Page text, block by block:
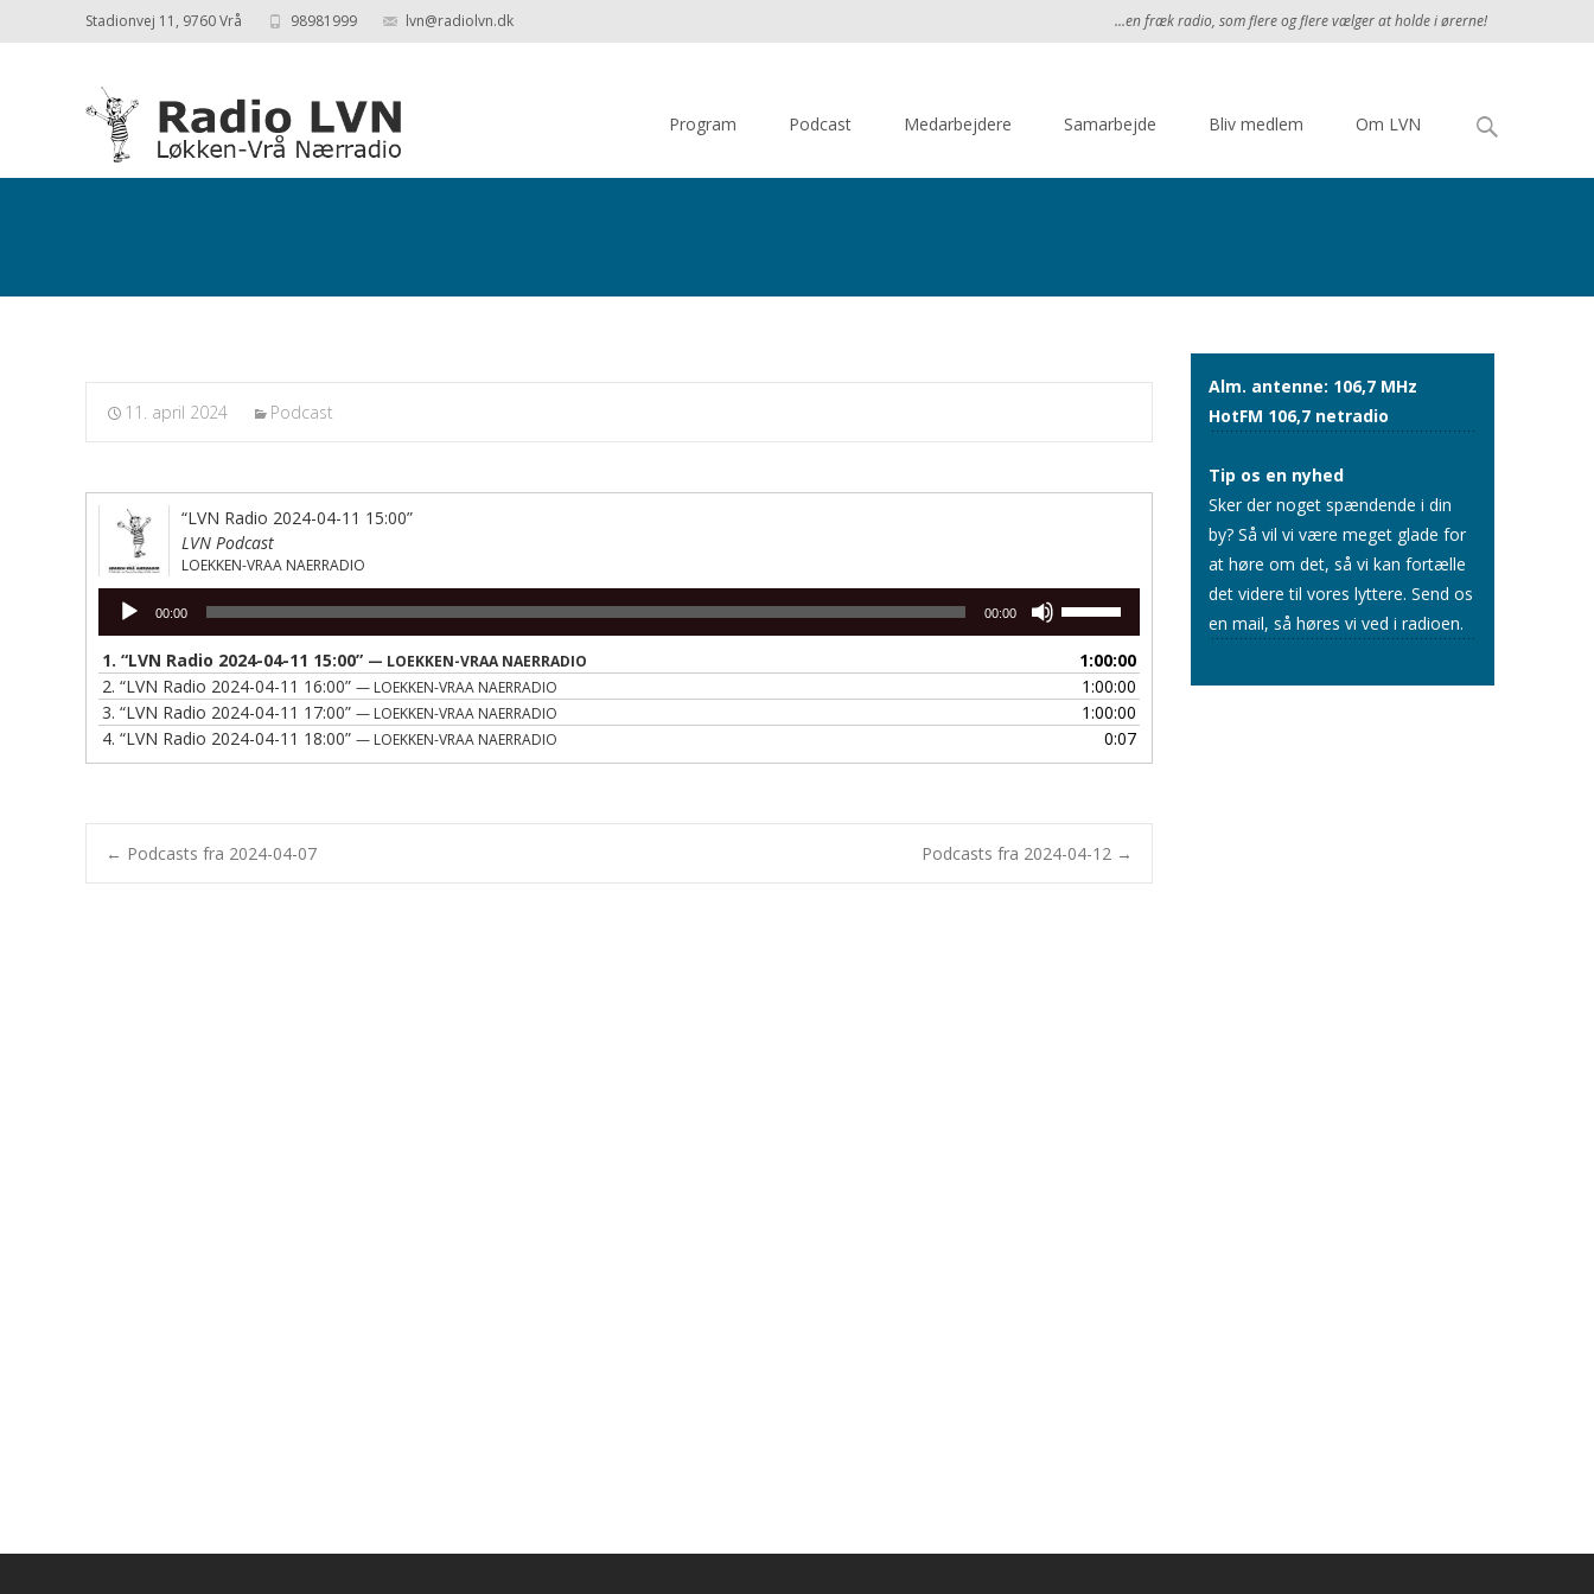
Stadionvej 11, 9760 Vrå 98981999 lvn@radiolvn.dk ...en fræk radio, som flere og flere vælger at holde i ørerne!
Program Podcast Medarbejdere Samarbejde Bliv medlem Om LVN
Søg
efter:
11. april 2024 Podcast
“LVN Radio 2024-04-11 15:00”
LVN Podcast
LOEKKEN-VRAA NAERRADIO
Lydafspiller
00:00 00:00
for
at
skrue
for
lyden.
1. “LVN Radio 2024-04-11 15:00” — LOEKKEN-VRAA NAERRADIO
1:00:00
2. “LVN Radio 2024-04-11 16:00” — LOEKKEN-VRAA NAERRADIO
1:00:00
3. “LVN Radio 2024-04-11 17:00” — LOEKKEN-VRAA NAERRADIO
1:00:00
4. “LVN Radio 2024-04-11 18:00” — LOEKKEN-VRAA NAERRADIO 0:07
Post
← Podcasts fra 2024-04-07 Podcasts fra 2024-04-12 →
Alm. antenne: 106,7 MHz
HotFM 106,7 netradio
Tip os en nyhed
Sker der noget spændende i din
by? Så vil vi være meget glade for
at høre om det, så vi kan fortælle
det videre til vores lyttere. Send os
en mail, så høres vi ved i radioen.